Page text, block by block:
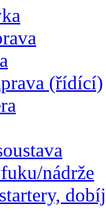
(řídící)
nádrže